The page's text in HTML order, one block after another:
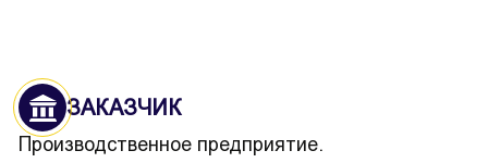
ЗАКАЗЧИК
Производственное предприятие.